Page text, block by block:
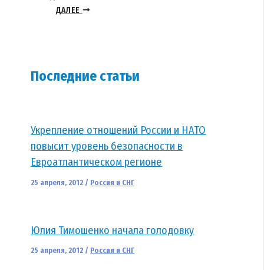
ДАЛЕЕ
Последние статьи
Укрепление отношений России и НАТО
повысит уровень безопасности в
Евроатлантическом регионе
25 апреля, 2012 / Россия и СНГ
Юлия Тимошенко начала голодовку
25 апреля, 2012 / Россия и СНГ